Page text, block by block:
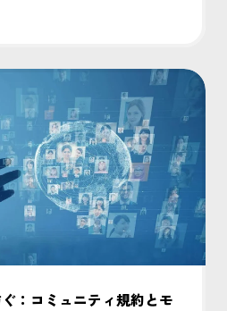
：コミュニティ規約とモ